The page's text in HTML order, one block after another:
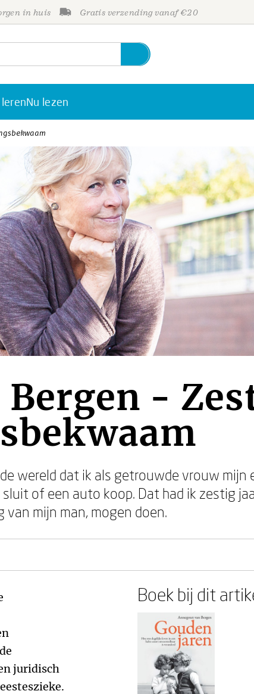
in huis Gratis verzending vanaf €20
Nu lezen
-
wereld dat ik als getrouwde vrouw mijn
of een auto koop. Dat had ik zestig
mijn man, mogen doen.
juridisch
Boek bij dit
Personen
Trefwoorden